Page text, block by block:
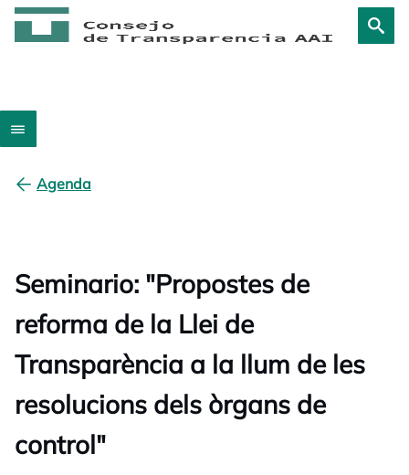
Agenda
Seminario: "Propostes de
reforma de la Llei de
Transparència a la llum de les
resolucions dels òrgans de
control"